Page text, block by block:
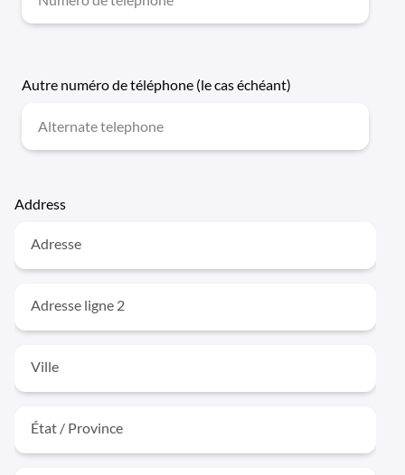
Autre numéro de téléphone (le cas échéant)
Address
Adresse
Adresse ligne 2
Ville
État / Province